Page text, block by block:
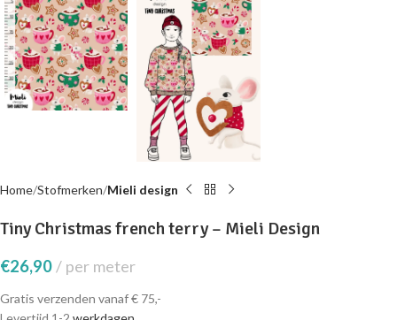
Home Stofmerken Mieli design
Tiny Christmas french terry – Mieli Design
€26,90 per meter
Gratis verzenden vanaf € 75,-